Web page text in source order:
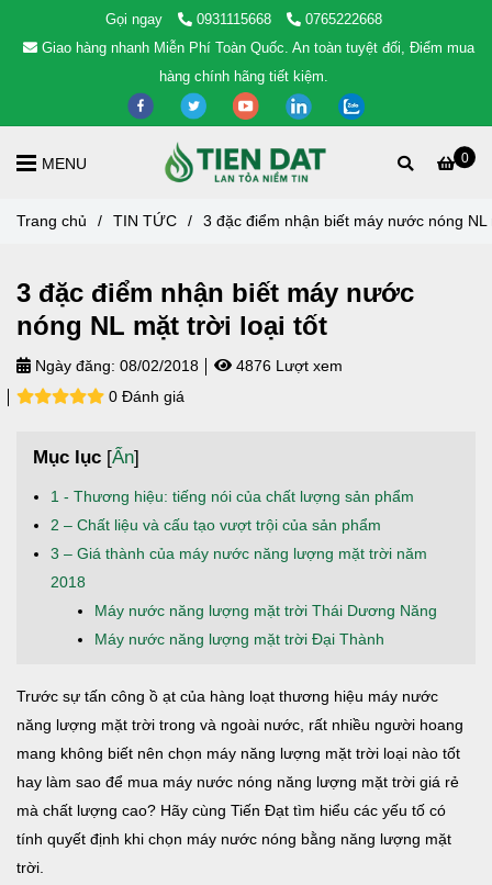
Gọi ngay 0931115668
0765222668
Giao hàng nhanh Miễn Phí Toàn Quốc. An toàn tuyệt đối, Điểm mua
hàng chính hãng tiết kiệm.
0
MENU
Trang chủ / TIN TỨC / 3 đặc điểm nhận biết máy nước nóng
3 đặc điểm nhận biết máy nước
nóng NL mặt trời loại tốt
Ngày đăng: 08/02/2018
4876 Lượt xem
0 Đánh giá
Mục lục [Ẩn]
1 - Thương hiệu: tiếng nói của chất lượng sản phẩm
2 – Chất liệu và cấu tạo vượt trội của sản phẩm
3 – Giá thành của máy nước năng lượng mặt trời năm
2018
Máy nước năng lượng mặt trời Thái Dương Năng
Máy nước năng lượng mặt trời Đại Thành
Trước sự tấn công ồ ạt của hàng loạt thương hiệu máy nước
năng lượng mặt trời trong và ngoài nước, rất nhiều người hoang
mang không biết nên chọn máy năng lượng mặt trời loại nào tốt
hay làm sao để mua máy nước nóng năng lượng mặt trời giá rẻ
mà chất lượng cao? Hãy cùng Tiến Đạt tìm hiểu các yếu tố có
tính quyết định khi chọn máy nước nóng bằng năng lượng mặt
trời.